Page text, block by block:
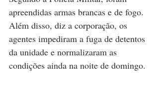
apreendidas armas brancas e de fogo.
Além disso, diz a corporação, os
agentes impediram a fuga de detentos
da unidade e normalizaram as
condições ainda na noite de domingo.